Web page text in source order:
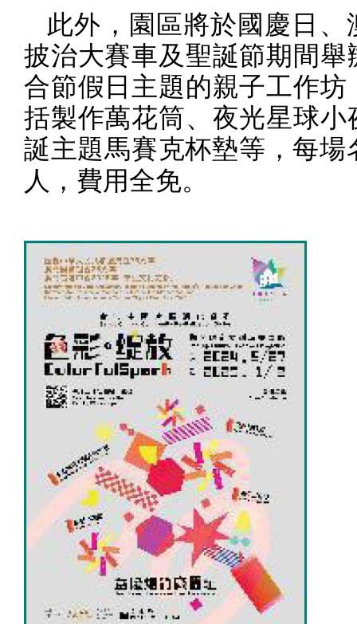
此外，園區將於國慶日、
披治大賽車及聖誕節期間舉
合節假日主題的親子工作坊
括製作萬花筒、夜光星球小
誕主題馬賽克杯墊等，每場
人，費用全免。